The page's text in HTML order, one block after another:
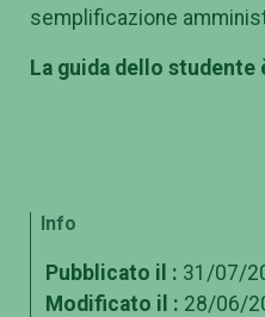
semplificazione
La guida dello studente
Info
Pubblicato il : 31/07/
Modificato il : 28/06/